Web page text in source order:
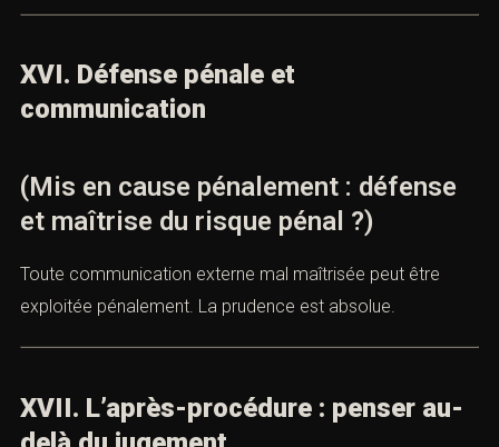
XVI. Défense pénale et
communication
(Mis en cause pénalement : défense
et maîtrise du risque pénal ?)
Toute communication externe mal maîtrisée peut être
exploitée pénalement. La prudence est absolue.
XVII. L’après-procédure : penser au-